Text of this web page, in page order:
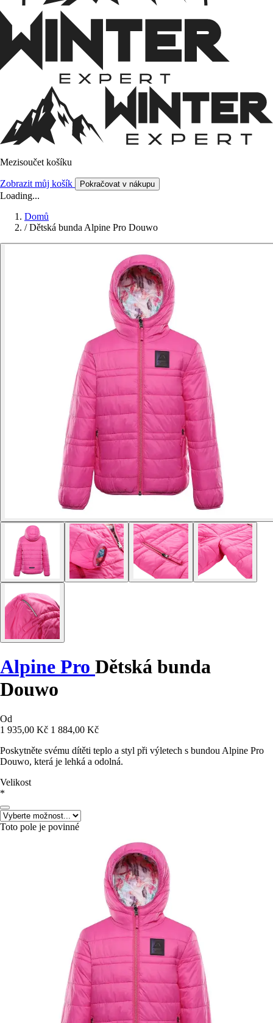
Mezisoučet košíku
Zobrazit můj košík Pokračovat v nákupu
Loading...
Domů
/ Dětská bunda Alpine Pro Douwo
Alpine Pro Dětská bunda
Douwo
Od
1 935,00 Kč 1 884,00 Kč
Poskytněte svému dítěti teplo a styl při výletech s bundou Alpine Pro
Douwo, která je lehká a odolná.
Velikost
*
Toto pole je povinné